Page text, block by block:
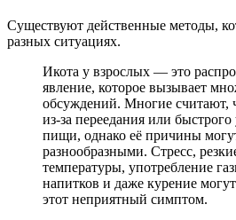
Существуют действенные методы,
разных ситуациях.
Икота у взрослых — это
явление, которое вызывает
обсуждений. Многие считают,
из-за переедания или
пищи, однако её причины
разнообразными. Стресс,
температуры, употребление
напитков и даже курение
этот неприятный симптом.